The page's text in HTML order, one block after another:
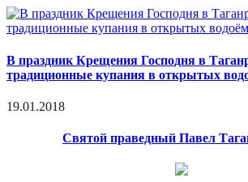
В праздник Крещения Господня в
традиционные купания в открытых
19.01.2018
Святой праведный Павел